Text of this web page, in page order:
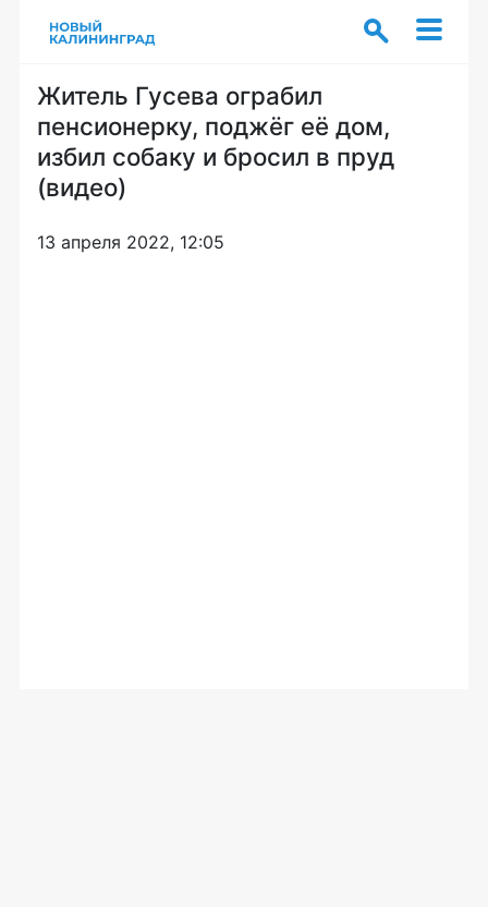
Житель Гусева ограбил
пенсионерку, поджёг её дом,
избил собаку и бросил в пруд
(видео)
13 апреля 2022, 12:05